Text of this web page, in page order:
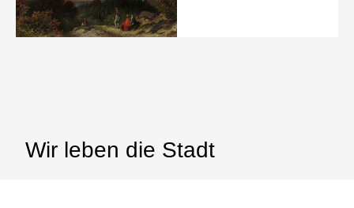
Wir leben die Stadt